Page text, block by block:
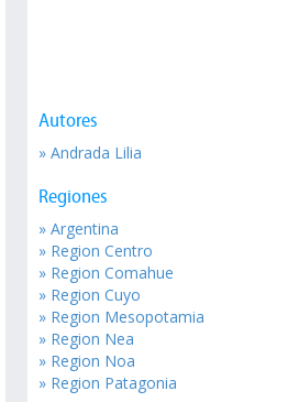
Autores
» Andrada Lilia
Regiones
» Argentina
» Region Centro
» Region Comahue
» Region Cuyo
» Region Mesopotamia
» Region Nea
» Region Noa
» Region Patagonia